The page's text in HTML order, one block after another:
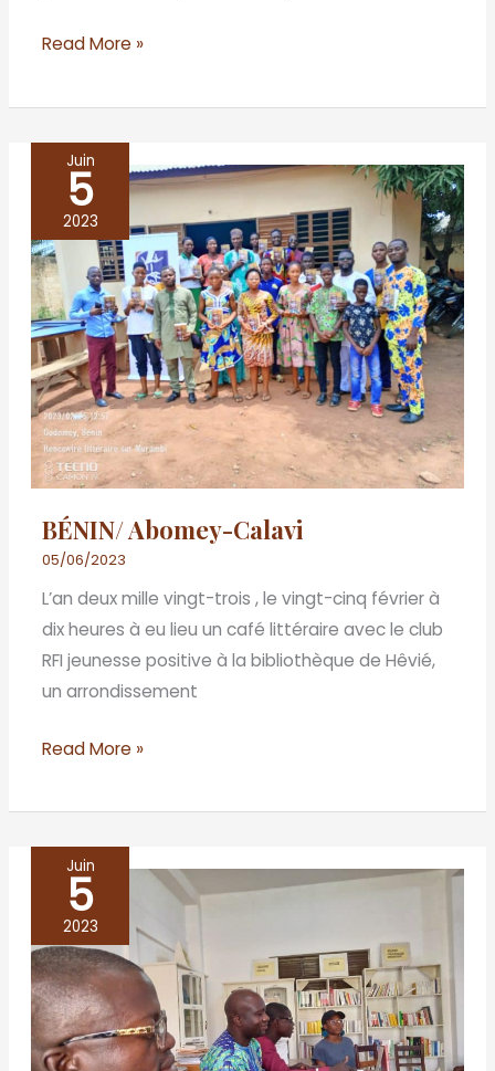
Read More »
Juin
5
2023
BÉNIN/ Abomey-Calavi
05/06/2023
L’an deux mille vingt-trois , le vingt-cinq février à
dix heures à eu lieu un café littéraire avec le club
RFI jeunesse positive à la bibliothèque de Hêvié,
un arrondissement
BÉNIN/
Abomey-
Calavi
Read More »
Juin
5
2023
BENIN/
Porto-
Novo